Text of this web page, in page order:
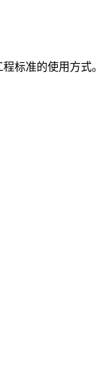
标准的使用方式。